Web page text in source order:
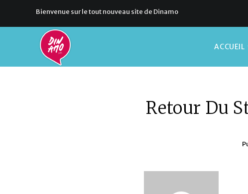
Bienvenue sur le tout nouveau site de Dinamo
ACCUEIL
Retour Du